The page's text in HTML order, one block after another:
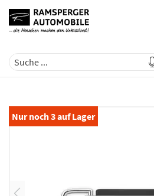
Nur noch3auf Lager